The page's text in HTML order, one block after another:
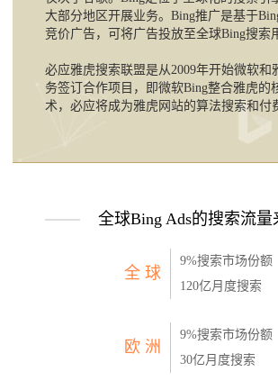
大部分地区开展业务。Bing推广是基于
竞价广告，可将广告投放至全球Bing搜索
必应雅虎搜索联盟是从2009年开始微软和
务签订合作项目，即微软Bing整合雅虎的
术，必应将成为雅虎网站的算法搜索和付
全球Bing Ads的搜索流量
全 球
9%搜索市场份额
120亿月度搜索
欧 洲
9%搜索市场份额
30亿月度搜索